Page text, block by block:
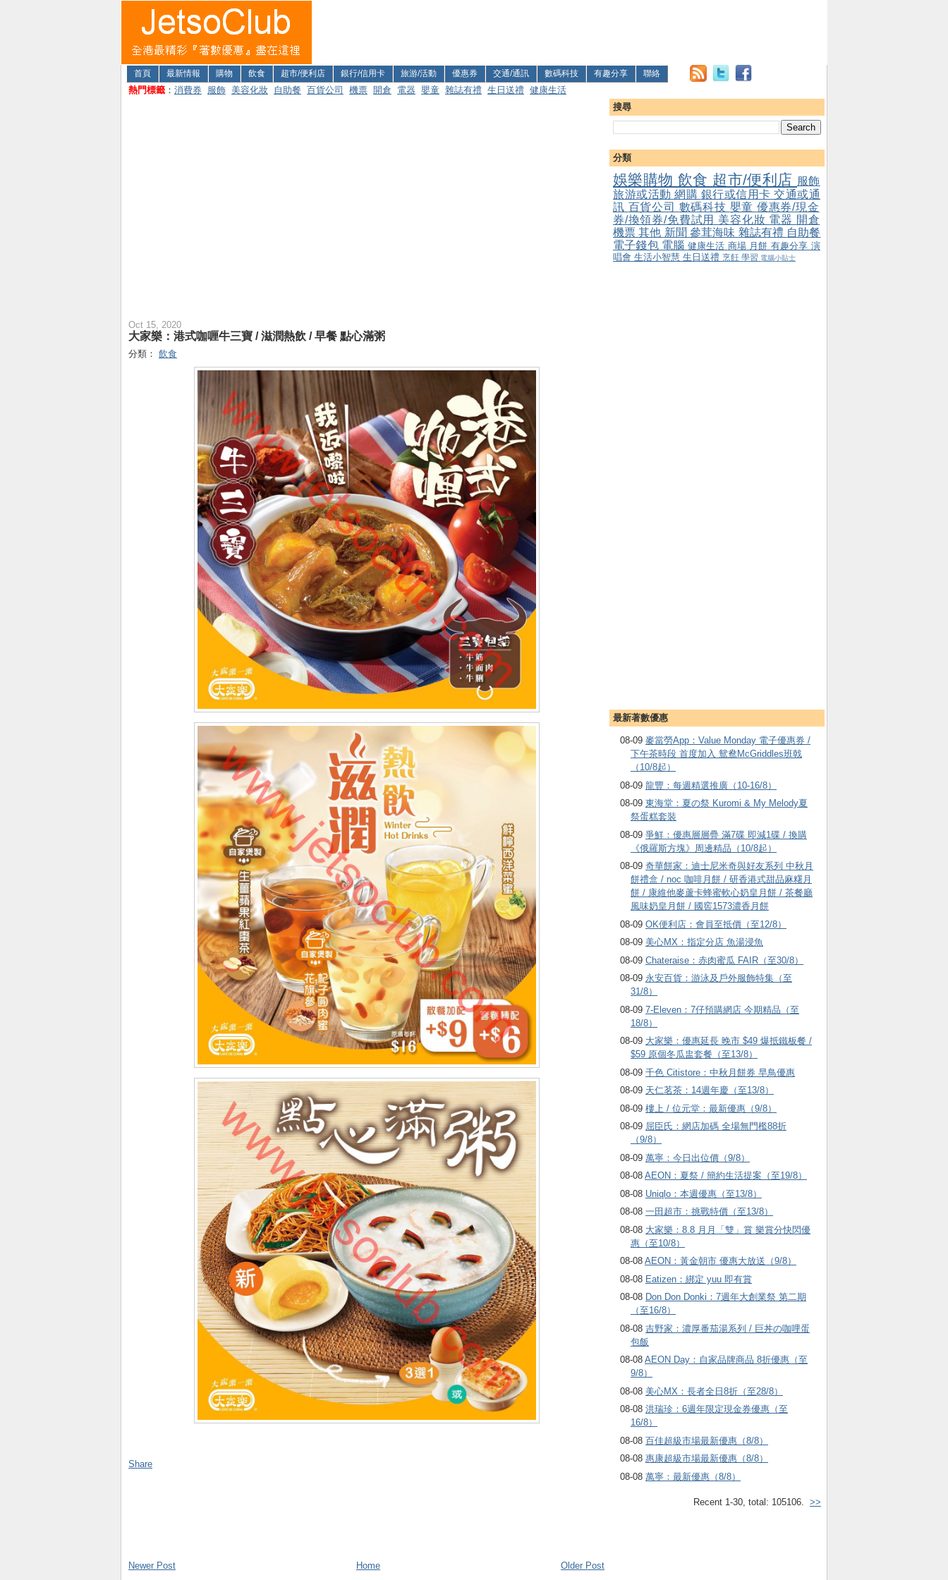
首頁 最新情報 購物 飲食 超市/便利店 銀行/信用卡 旅游/活動 優惠券 交通/通訊 數碼科技 有趣分享 聯絡
熱門標籤 ： 消費券 服飾 美容化妝 自助餐 百貨公司 機票 開倉 電器 嬰童 雜誌有禮 生日送禮 健康生活
搜尋
分類
娛樂購物 飲食 超市/便利店 服飾
旅游或活動 網購 銀行或信用卡 交通或通
訊 百貨公司 數碼科技 嬰童 優惠券/現金
券/換領券/免費試用 美容化妝 電器 開倉
機票其他 新聞參茸海味 雜誌有禮 自助餐
電子錢包 電腦 健康生活 商場 月餅 有趣分享 演
唱會 生活小智慧 生日送禮 烹飪 學習 電腦小貼士
最新著數優惠
08-09 麥當勞App：Value Monday 電子優惠券 /
下午茶時段 首度加入 鴛鴦McGriddles班戟
（10/8起）
08-09 龍豐：每週精選推廣（10-16/8）
08-09 東海堂：夏の祭 Kuromi & My Melody夏
祭蛋糕套裝
08-09 爭鮮：優惠層層疊 滿7碟 即減1碟 / 換購
《俄羅斯方塊》周邊精品（10/8起）
08-09 奇華餅家：迪士尼米奇與好友系列 中秋月
餅禮盒 / noc 咖啡月餅 / 研香港式甜品麻糬月
餅 / 康維他麥蘆卡蜂蜜軟心奶皇月餅 / 茶餐廳
風味奶皇月餅 / 國窖1573濃香月餅
08-09 OK便利店：會員至抵價（至12/8）
08-09 美心MX：指定分店 魚湯浸魚
08-09 Chateraise：赤肉蜜瓜 FAIR（至30/8）
08-09 永安百貨：游泳及戶外服飾特集（至
31/8）
08-09 7-Eleven：7仔預購網店 今期精品（至
18/8）
08-09 大家樂：優惠延長 晚市 $49 爆抵鐵板餐 /
$59 原個冬瓜盅套餐（至13/8）
08-09 千色 Citistore：中秋月餅券 早鳥優惠
08-09 天仁茗茶：14週年慶（至13/8）
08-09 樓上 / 位元堂：最新優惠（9/8）
08-09 屈臣氏：網店加碼 全場無門檻88折
（9/8）
08-09 萬寧：今日出位價（9/8）
08-08 AEON：夏祭 / 簡約生活提案（至19/8）
08-08 Uniqlo：本週優惠（至13/8）
08-08 一田超市：挑戰特價（至13/8）
08-08 大家樂：8.8 月月「雙」賞 樂賞分快閃優
惠（至10/8）
08-08 AEON：黃金朝市 優惠大放送（9/8）
08-08 Eatizen：綁定 yuu 即有賞
08-08 Don Don Donki：7週年大創業祭 第二期
（至16/8）
08-08 吉野家：濃厚番茄湯系列 / 巨丼の咖哩蛋
包飯
08-08 AEON Day：自家品牌商品 8折優惠（至
9/8）
08-08 美心MX：長者全日8折（至28/8）
08-08 洪瑞珍：6週年限定現金券優惠（至
16/8）
08-08 百佳超級市場最新優惠（8/8）
08-08 惠康超級市場最新優惠（8/8）
08-08 萬寧：最新優惠（8/8）
Recent 1-30, total: 105106. >>
Oct 15, 2020
大家樂：港式咖喱牛三寶 / 滋潤熱飲 / 早餐 點心滿粥
分類： 飲食
Share
Newer Post Older Post
Home